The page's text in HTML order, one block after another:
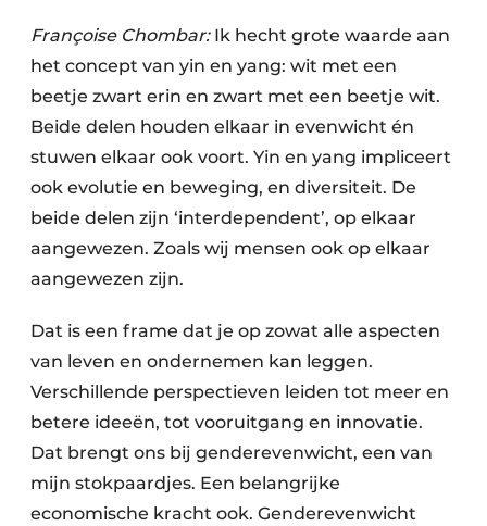
Françoise Chombar:Ik hecht grote waarde aan
het concept van yin en yang: wit met een
beetje zwart erin en zwart met een beetje wit.
Beide delen houden elkaar in evenwicht én
stuwen elkaar ook voort. Yin en yang impliceert
ook evolutie en beweging, en diversiteit. De
beide delen zijn ‘interdependent’, op elkaar
aangewezen. Zoals wij mensen ook op elkaar
aangewezen zijn.
Dat is een frame dat je op zowat alle aspecten
van leven en ondernemen kan leggen.
Verschillende perspectieven leiden tot meer en
betere ideeën, tot vooruitgang en innovatie.
Dat brengt ons bij genderevenwicht, een van
mijn stokpaardjes. Een belangrijke
economische kracht ook. Genderevenwicht